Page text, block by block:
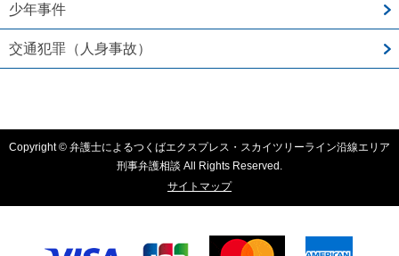
少年事件
交通犯罪（人身事故）
Copyright © 弁護士によるつくばエクスプレス・スカイツリーライン沿線エリア
刑事弁護相談 All Rights Reserved.
サイトマップ